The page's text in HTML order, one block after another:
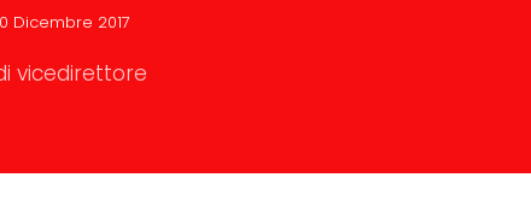
Dicembre 2017
vicedirettore